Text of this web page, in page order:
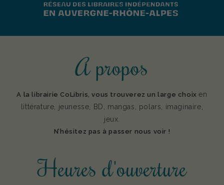
A propos
A la librairie CoLibris, vous trouverez un large choixen
littérature, jeunesse, BD, mangas, polars, imaginaire,
jeux.
N’hésitez pas à passer nous voir !
Heures d'ouverture